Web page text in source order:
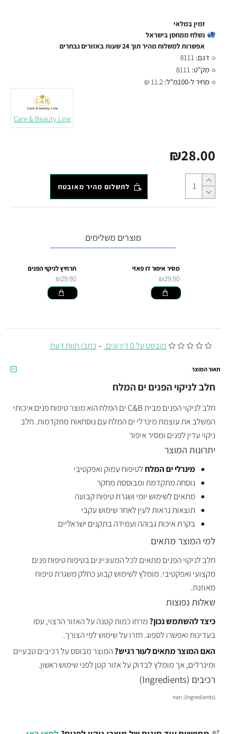
מובסס על 0 דירוגים. - כתבו חוות דעת
₪28.00
זמין במלאי
נשלח ממחסן בישראל
אפשרות למשלוח מהיר תוך 24 שעות באזורים נבחרים
דגם: 8111
מק"ט: 8111
מחיר ל-100מ"ל:
11.2 ₪
Care & Beauty Line
לתשלום מהיר מאובטח
מוצרים משלימים
מסיר איפור דו פאזי
₪29.90
תרחיץ לניקוי הפנים
₪29.90
תאור המוצר
חלב לניקוי הפנים ים המלח
חלב לניקוי הפנים מבית C&B ים המלח הוא מוצר טיפוח פנים איכותי
המשלב את עוצמת מינרלי ים המלח עם נוסחאות מתקדמות. חלב
ניקוי עדין לפנים ומסיר איפור
יתרונות המוצר
מינרלי ים המלחלטיפוח עמוק ואפקטיבי
נוסחה מתקדמת ומבוססת מחקר
מתאים לשימוש יומי ושגרת טיפוח קבועה
תוצאות נראות לעין לאחר שימוש עקבי
בקרת איכות גבוהה ועמידה בתקנים ישראליים
למי המוצר מתאים
חלב לניקוי הפנים מתאים לכל המעוניינים בטיפוח טיפוח פנים
מקצועי ואפקטיבי. מומלץ לשימוש קבוע כחלק משגרת טיפוח
מאוזנת.
שאלות נפוצות
כיצד להשתמש נכון?מרחו כמות קטנה על האזור הרצוי, עסו
בעדינות ואפשרו לספוג. חזרו על שימוש לפי הצורך.
האם המוצר מתאים לעור רגיש? המוצר מבוסס על רכיבים טבעיים
ומינרלים, אך מומלץ לבדוק על אזור קטן לפני שימוש ראשון.
רכיבים (Ingredients)
(Ingredients): nan